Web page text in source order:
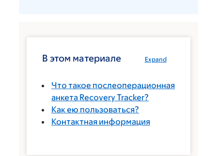
Expand
В этом материале
Что такое послеоперационная
анкета Recovery Tracker?
Как ею пользоваться?
Контактная информация